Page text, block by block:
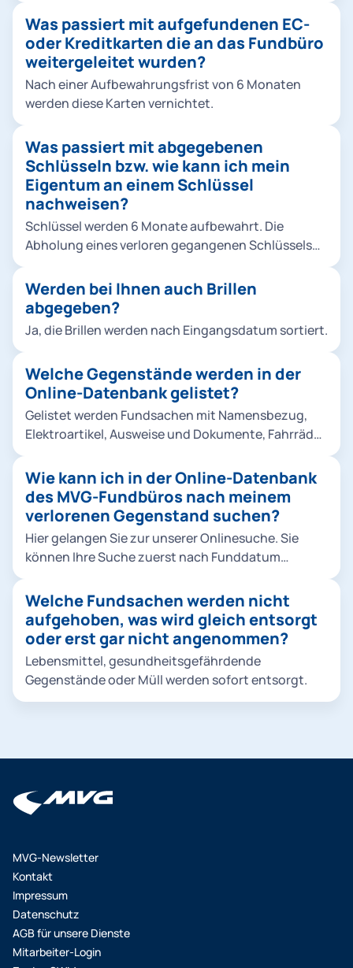
Was passiert mit aufgefundenen EC-
oder Kreditkarten die an das Fundbüro
weitergeleitet wurden?
Nach einer Aufbewahrungsfrist von 6 Monaten
werden diese Karten vernichtet.
Was passiert mit abgegebenen
Schlüsseln bzw. wie kann ich mein
Eigentum an einem Schlüssel
nachweisen?
Schlüssel werden 6 Monate aufbewahrt. Die
Abholung eines verloren gegangenen Schlüssels
Vergleichsstücks (Zweitschlüssels) möglich.
Werden bei Ihnen auch Brillen
abgegeben?
Ja, die Brillen werden nach Eingangsdatum sortiert.
Welche Gegenstände werden in der
Online-Datenbank gelistet?
Gelistet werden Fundsachen mit Namensbezug,
Elektroartikel, Ausweise und Dokumente, Fahrräder
Schmuck, Uhren und sonstige wertige
Fundgegenstände. Hier kommen Sie zur Online-
Datenbank.
Wie kann ich in der Online-Datenbank
des MVG-Fundbüros nach meinem
verlorenen Gegenstand suchen?
Hier gelangen Sie zur unserer Onlinesuche. Sie
können Ihre Suche zuerst nach Funddatum
nächsten Schritt beschreiben Sie die Fundsache
und drücken anschließend auf den Button "Suche
starten". Jetzt können Sie aus dem Suchergebnis
auswählen oder das Suchergebnis durch Eingabe
eines Stichworts weiter einschränken. Um nähere
Informationen zu erhalten, klicken Sie Ihr
Welche Fundsachen werden nicht
aufgehoben, was wird gleich entsorgt
oder erst gar nicht angenommen?
Lebensmittel, gesundheitsgefährdende
Gegenstände oder Müll werden sofort entsorgt.
MVG-Newsletter
Kontakt
Impressum
Datenschutz
AGB für unsere Dienste
Mitarbeiter-Login